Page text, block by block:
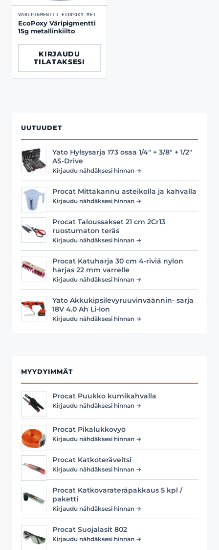
UUTUUDET
Yato Hylsysarja 173 osaa 1/4" + 3/8" + 1/2"
AS-Drive
Kirjaudu nähdäksesi hinnan →
Procat Mittakannu asteikolla ja kahvalla
Kirjaudu nähdäksesi hinnan →
Procat Taloussakset 21 cm 2Cr13
ruostumaton teräs
Kirjaudu nähdäksesi hinnan →
Procat Katuharja 30 cm 4-riviä nylon
harjas 22 mm varrelle
Kirjaudu nähdäksesi hinnan →
Yato Akkukipsilevyruuvinväännin- sarja
18V 4.0 Ah Li-Ion
Kirjaudu nähdäksesi hinnan →
MYYDYIMMÄT
Procat Puukko kumikahvalla
Kirjaudu nähdäksesi hinnan →
Procat Pikalukkovyö
Kirjaudu nähdäksesi hinnan →
Procat Katkoteräveitsi
Kirjaudu nähdäksesi hinnan →
Procat Katkovarateräpakkaus 5 kpl /
paketti
Kirjaudu nähdäksesi hinnan →
Procat Suojalasit 802
Kirjaudu nähdäksesi hinnan →
VARIPIGMENTTI-ECOPOXY-MET
EcoPoxy Väripigmentti
15g metallinkiilto
KIRJAUDU
TILATAKSESI